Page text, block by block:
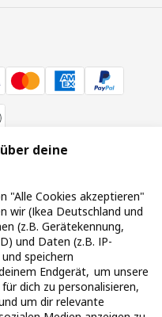
DE
2-4, 65719 Hofheim-
Impressum
deine
"Alle Cookies akzeptieren"
wir (Ikea Deutschland und
(z.B. Gerätekennung,
und Daten (z.B. IP-
speichern
Endgerät, um unsere
dich zu personalisieren,
um dir relevante